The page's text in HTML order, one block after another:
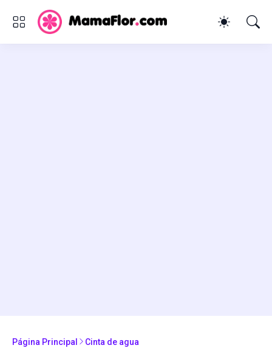
Página Principal Cinta de agua